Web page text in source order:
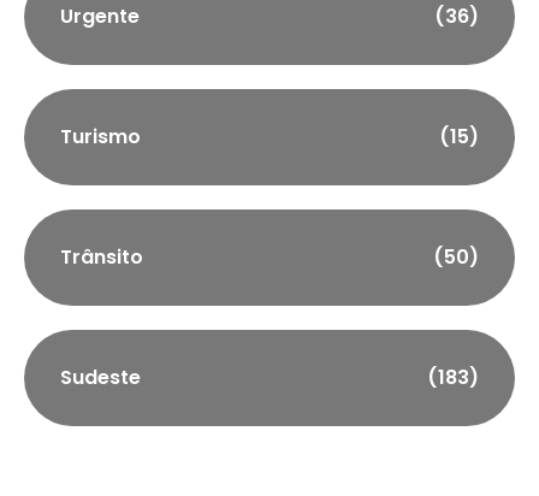
Urgente (36)
Turismo (15)
Trânsito (50)
Sudeste (183)